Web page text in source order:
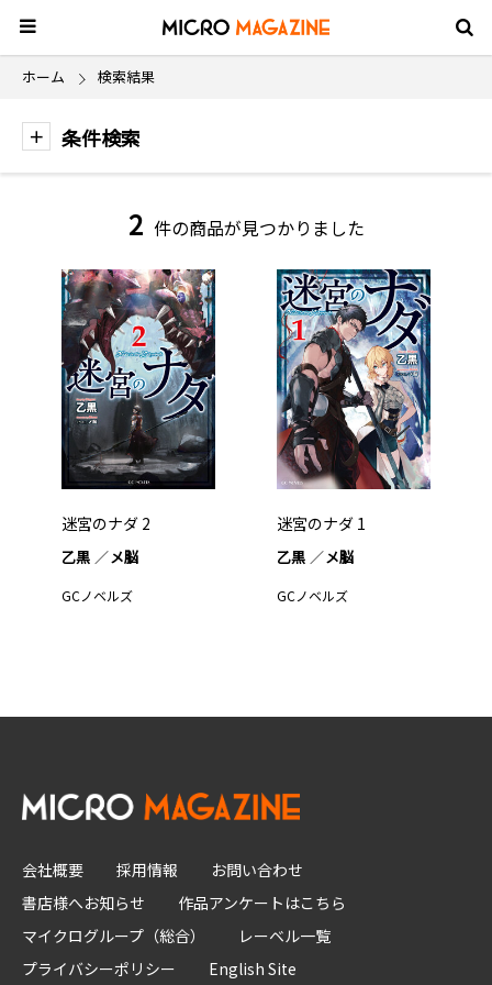
ホーム 検索結果
条件検索
2 件の商品が見つかりました
迷宮のナダ 2
乙黒 メ脳
GCノベルズ
迷宮のナダ 1
乙黒 メ脳
GCノベルズ
会社概要 採用情報
お問い合わせ
書店様へお知らせ
作品アンケートはこちら
マイクログループ（総合）
レーベル一覧
プライバシーポリシー
English Site